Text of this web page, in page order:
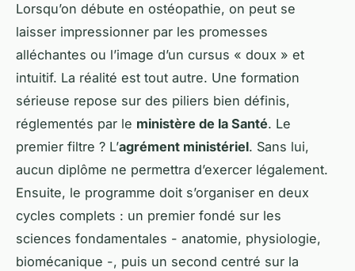
Lorsqu’on débute en ostéopathie, on peut se
laisser impressionner par les promesses
alléchantes ou l’image d’un cursus « doux » et
intuitif. La réalité est tout autre. Une formation
sérieuse repose sur des piliers bien définis,
réglementés par le ministère de la Santé. Le
premier filtre ? L’agrément ministériel. Sans lui,
aucun diplôme ne permettra d’exercer légalement.
Ensuite, le programme doit s’organiser en deux
cycles complets : un premier fondé sur les
sciences fondamentales - anatomie, physiologie,
biomécanique -, puis un second centré sur la